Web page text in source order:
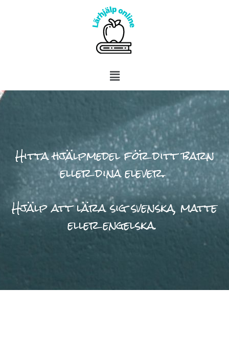
Hitta hjälpmedel för ditt barn
eller dina elever.
Hjälp att lära sig svenska, matte
eller engelska.